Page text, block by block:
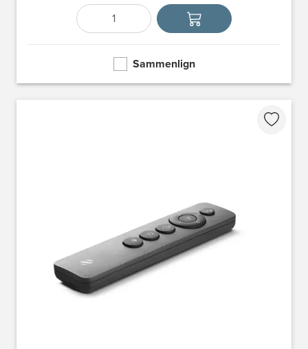
Antal
Vælg enhed
Sammenlign